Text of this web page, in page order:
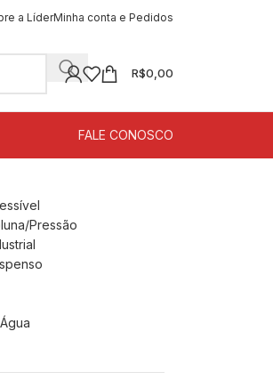
a LíderMinha conta e Pedidos
R$0,00
FALE CONOSCO
Pressão